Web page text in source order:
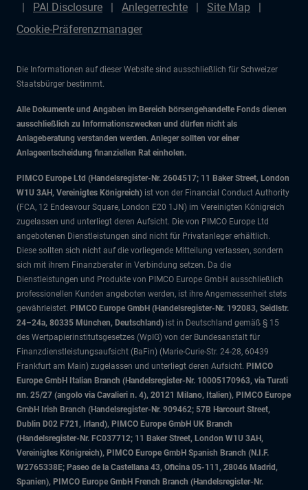
PAI Disclosure
Anlegerrechte
Site Map
Cookie-Präferenzmanager
Die Informationen auf dieser Website sind ausschließlich für Schweizer
Staatsbürger bestimmt.
Alle Dokumente und Angaben im Bereich börsengehandelte Fonds dienen
ausschließlich zu Informationszwecken und dürfen nicht als
Anlageberatung verstanden werden. Anleger sollten vor einer
Anlageentscheidung finanziellen Rat einholen.
PIMCO Europe Ltd (Handelsregister-Nr. 2604517; 11 Baker Street, London
W1U 3AH, Vereinigtes Königreich) ist von der Financial Conduct Authority
(FCA, 12 Endeavour Square, London E20 1JN) im Vereinigten Königreich
zugelassen und unterliegt deren Aufsicht. Die von PIMCO Europe Ltd
angebotenen Dienstleistungen sind nicht für Privatanleger erhältlich.
Diese sollten sich nicht auf die vorliegende Mitteilung verlassen, sondern
sich mit ihrem Finanzberater in Verbindung setzen. Da die
Dienstleistungen und Produkte von PIMCO Europe GmbH ausschließlich
professionellen Kunden angeboten werden, ist ihre Angemessenheit stets
gewährleistet. PIMCO Europe GmbH (Handelsregister-Nr. 192083, Seidlstr.
24–24a, 80335 München, Deutschland) ist in Deutschland gemäß § 15
des Wertpapierinstitutsgesetzes (WpIG) von der Bundesanstalt für
Finanzdienstleistungsaufsicht (BaFin) (Marie-Curie-Str. 24-28, 60439
Frankfurt am Main) zugelassen und unterliegt deren Aufsicht. PIMCO
Europe GmbH Italian Branch (Handelsregister-Nr. 10005170963, via Turati
nn. 25/27 (angolo via Cavalieri n. 4), 20121 Milano, Italien), PIMCO Europe
GmbH Irish Branch (Handelsregister-Nr. 909462; 57B Harcourt Street,
Dublin D02 F721, Irland), PIMCO Europe GmbH UK Branch
(Handelsregister-Nr. FC037712; 11 Baker Street, London W1U 3AH,
Vereinigtes Königreich), PIMCO Europe GmbH Spanish Branch (N.I.F.
W2765338E; Paseo de la Castellana 43, Oficina 05-111, 28046 Madrid,
Spanien), PIMCO Europe GmbH French Branch (Handelsregister-Nr.